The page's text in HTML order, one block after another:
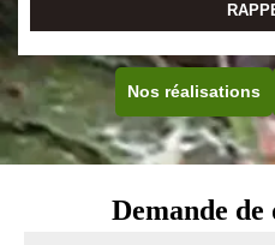
Nos réalisations
Demande